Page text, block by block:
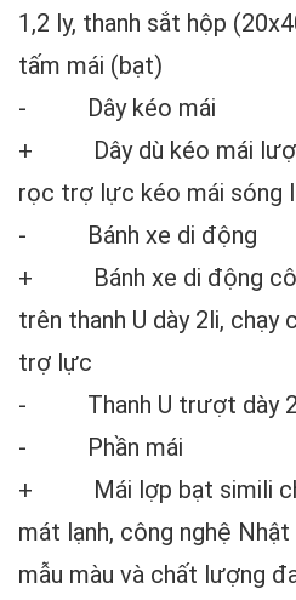
1,2 ly, thanh sắt hộp
tấm mái (bạt)
- Dây kéo mái
+ Dây dù kéo mái
rọc trợ lực kéo mái sóng
- Bánh xe di động
+ Bánh xe di động
trên thanh U dày 2li, chạy
trợ lực
- Thanh U trượt dày
- Phần mái
+ Mái lợp bạt simili
mát lạnh, công nghệ Nhật
mẫu màu và chất lượng